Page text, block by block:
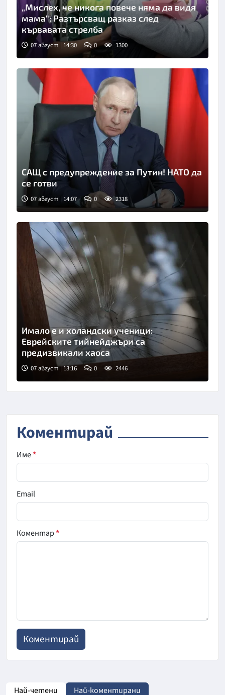
„Мислех, че никога повече няма да видя
мама“: Разтърсващ разказ след
кървавата стрелба
07 август | 14:30 0 1300
САЩ с предупреждение за Путин! НАТО да
се готви
07 август | 14:07 0 2318
Снимка: БТА
Имало е и холандски ученици:
Еврейските тийнейджъри са
предизвикали хаоса
07 август | 13:16 0 2446
Коментирай
Име*
Email
Коментар*
Най-четени Най-коментирани